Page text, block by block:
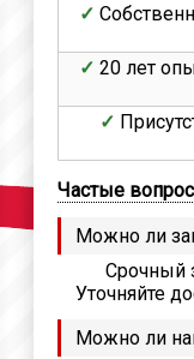
20 лет
Частые
Можно ли
Срочный
Уточняйте
Можно ли